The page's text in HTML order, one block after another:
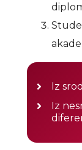
Iz
Iz